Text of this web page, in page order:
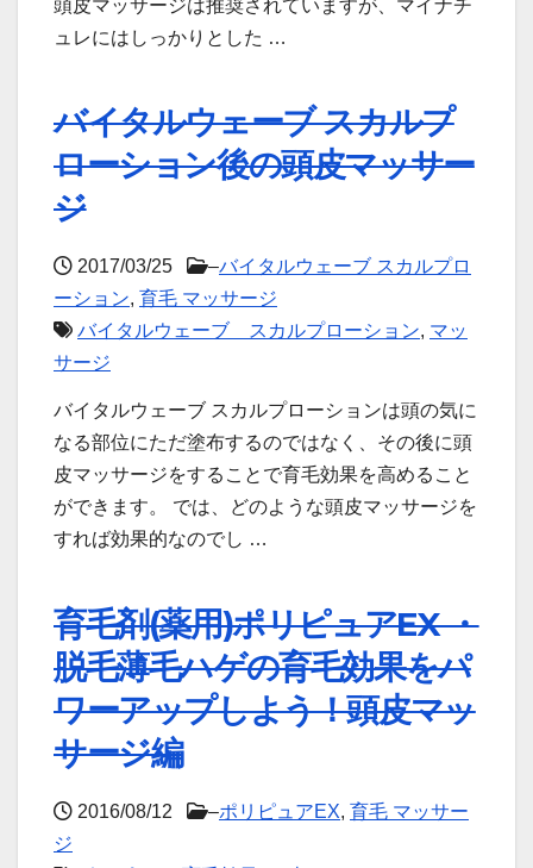
頭皮マッサージは推奨されていますが、マイナチ
ュレにはしっかりとした …
バイタルウェーブ スカルプ
ローション後の頭皮マッサー
ジ
2017/03/25 –バイタルウェーブ スカルプロ
ーション, 育毛 マッサージ
バイタルウェーブ スカルプローション, マッ
サージ
バイタルウェーブ スカルプローションは頭の気に
なる部位にただ塗布するのではなく、その後に頭
皮マッサージをすることで育毛効果を高めること
ができます。 では、どのような頭皮マッサージを
すれば効果的なのでし …
育毛剤(薬用)ポリピュアEX ・
脱毛薄毛ハゲの育毛効果をパ
ワーアップしよう！頭皮マッ
サージ編
2016/08/12 –ポリピュアEX, 育毛 マッサー
ジ